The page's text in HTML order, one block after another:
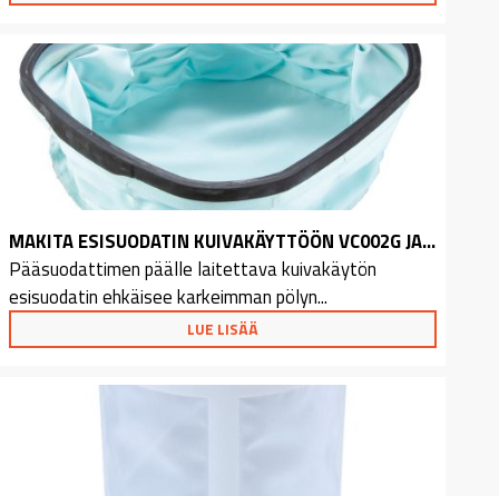
MAKITA ESISUODATIN KUIVAKÄYTTÖÖN VC002G JA VC004G
Pääsuodattimen päälle laitettava kuivakäytön
esisuodatin ehkäisee karkeimman pölyn...
LUE LISÄÄ